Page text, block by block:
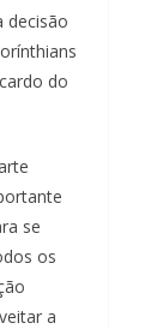
decisão
do
se
os
a